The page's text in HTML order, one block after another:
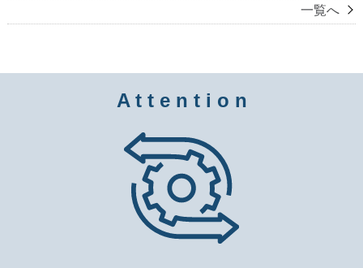
一覧へ
A t t e n t i o n